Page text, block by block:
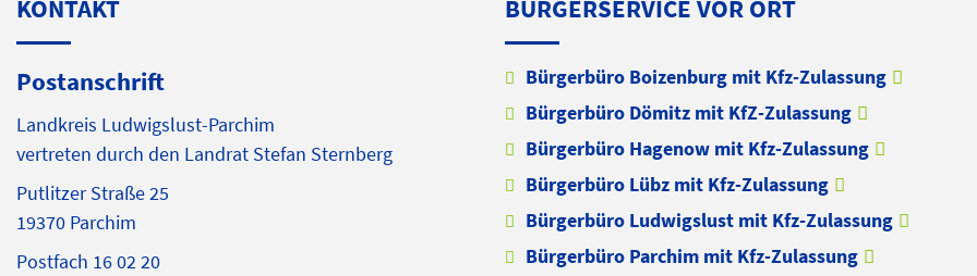
KONTAKT
Postanschrift
Landkreis Ludwigslust-Parchim
vertreten durch den Landrat Stefan Sternberg
Putlitzer Straße 25
19370 Parchim
Postfach 16 02 20
BÜRGERSERVICE VOR ORT
Bürgerbüro Boizenburg mit Kfz-Zulassung
Bürgerbüro Dömitz mit KfZ-Zulassung
Bürgerbüro Hagenow mit Kfz-Zulassung
Bürgerbüro Lübz mit Kfz-Zulassung
Bürgerbüro Ludwigslust mit Kfz-Zulassung
Bürgerbüro Parchim mit Kfz-Zulassung